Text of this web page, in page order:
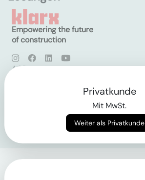
Empowering the future
of construction
AGB
Privatkunde
Mit MwSt.
Weiter als Privatkunde